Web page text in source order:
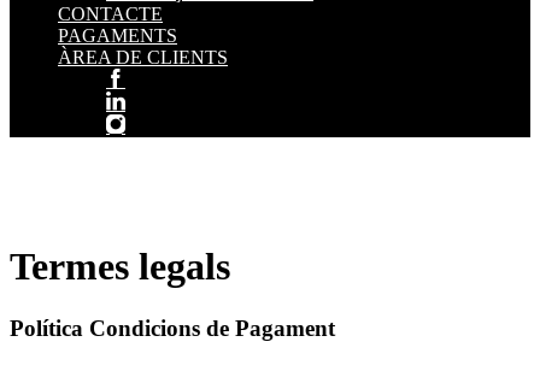
CONTACTE
PAGAMENTS
ÀREA DE CLIENTS
Termes legals
Política Condicions de Pagament